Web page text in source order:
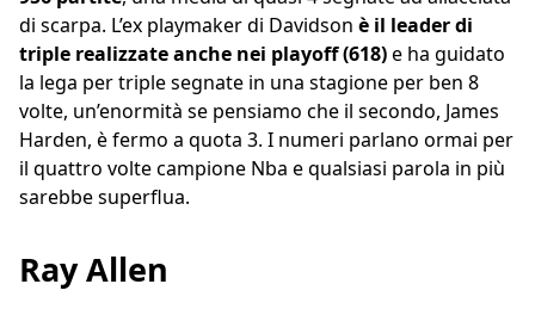
di scarpa. L’ex playmaker di Davidson è il leader di
triple realizzate anche nei playoff (618)e ha guidato
la lega per triple segnate in una stagione per ben 8
volte, un’enormità se pensiamo che il secondo, James
Harden, è fermo a quota 3. I numeri parlano ormai per
il quattro volte campione Nba e qualsiasi parola in più
sarebbe superflua.
Ray Allen